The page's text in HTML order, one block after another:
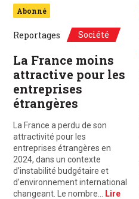
Abonné
Reportages Société
La France moins
attractive pour les
entreprises
étrangères
La France a perdu de son
attractivité pour les
entreprises étrangères en
2024, dans un contexte
d’instabilité budgétaire et
d’environnement international
changeant. Le nombre…
Lire